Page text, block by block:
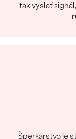
tak vyslať
Šperkárstvo je